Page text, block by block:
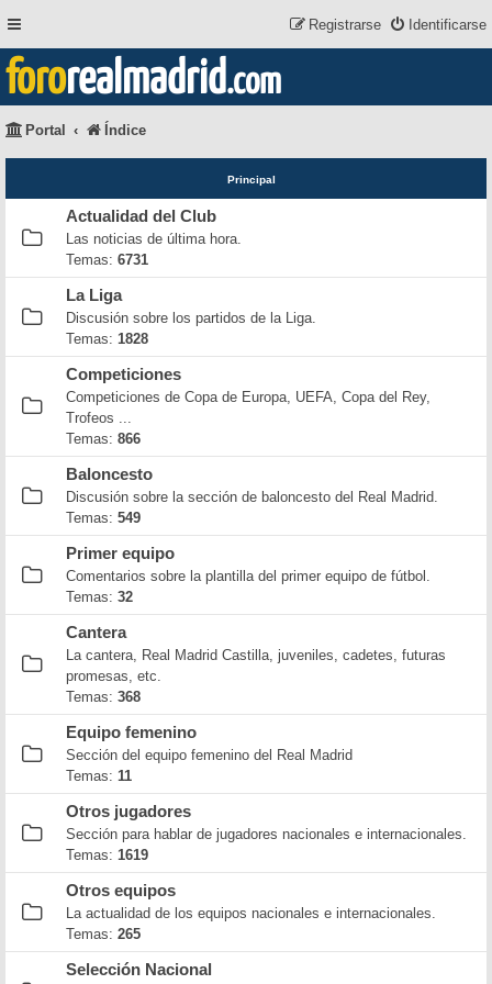
Identificarse
Registrarse
fororealmadrid.com
Portal Índice
Principal
Actualidad del Club
Las noticias de última hora.
Temas: 6731
La Liga
Discusión sobre los partidos de la Liga.
Temas: 1828
Competiciones
Competiciones de Copa de Europa, UEFA, Copa del Rey,
Trofeos ...
Temas: 866
Baloncesto
Discusión sobre la sección de baloncesto del Real Madrid.
Temas: 549
Primer equipo
Comentarios sobre la plantilla del primer equipo de fútbol.
Temas: 32
Cantera
La cantera, Real Madrid Castilla, juveniles, cadetes, futuras
promesas, etc.
Temas: 368
Equipo femenino
Sección del equipo femenino del Real Madrid
Temas: 11
Otros jugadores
Sección para hablar de jugadores nacionales e internacionales.
Temas: 1619
Otros equipos
La actualidad de los equipos nacionales e internacionales.
Temas: 265
Selección Nacional